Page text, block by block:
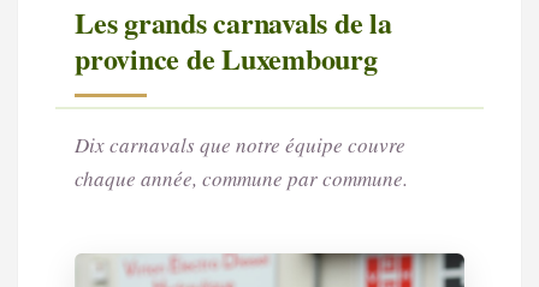
Les grands carnavals de la
province de Luxembourg
Dix carnavals que notre équipe couvre
chaque année, commune par commune.